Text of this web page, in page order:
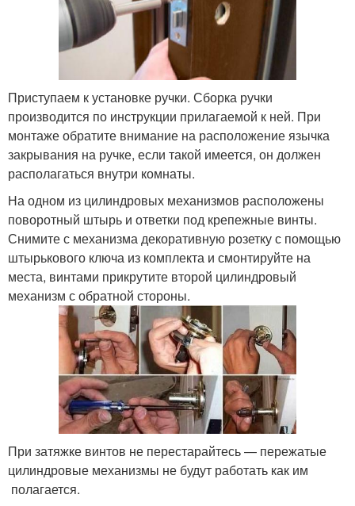
Приступаем к установке ручки. Сборка ручки
производится по инструкции прилагаемой к ней. При
монтаже обратите внимание на расположение язычка
закрывания на ручке, если такой имеется, он должен
располагаться внутри комнаты.
На одном из цилиндровых механизмов расположены
поворотный штырь и ответки под крепежные винты.
Снимите с механизма декоративную розетку с помощью
штырькового ключа из комплекта и смонтируйте на
места, винтами прикрутите второй цилиндровый
механизм с обратной стороны.
При затяжке винтов не перестарайтесь — пережатые
цилиндровые механизмы не будут работать как им
полагается.